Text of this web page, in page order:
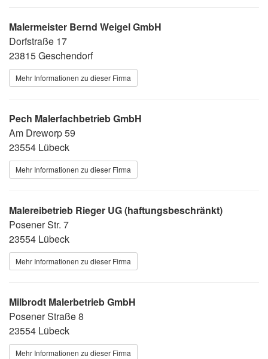
Malermeister Bernd Weigel GmbH
Dorfstraße 17
23815 Geschendorf
Mehr Informationen zu dieser Firma
Pech Malerfachbetrieb GmbH
Am Dreworp 59
23554 Lübeck
Mehr Informationen zu dieser Firma
Malereibetrieb Rieger UG (haftungsbeschränkt)
Posener Str. 7
23554 Lübeck
Mehr Informationen zu dieser Firma
Milbrodt Malerbetrieb GmbH
Posener Straße 8
23554 Lübeck
Mehr Informationen zu dieser Firma